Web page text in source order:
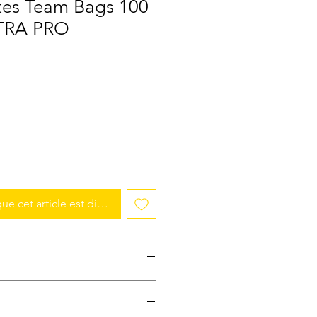
Team Bags 100
PRO
cet article est disponible